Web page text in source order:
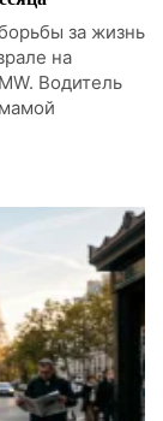
за жизнь
на
Водитель